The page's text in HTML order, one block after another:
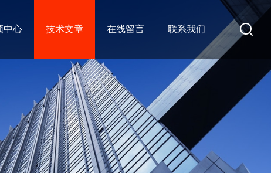
中心 技术文章 在线留言 联系我们